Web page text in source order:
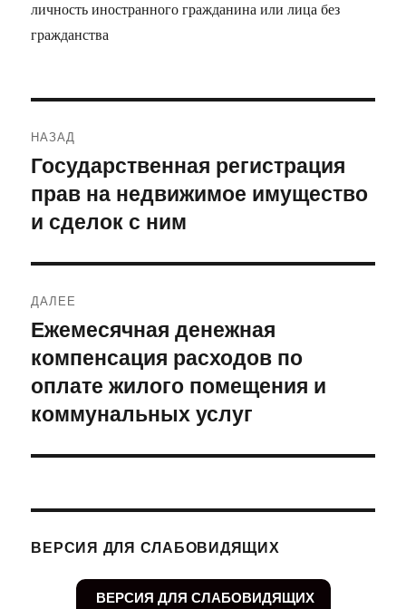
личность иностранного гражданина или лица без
гражданства
по
записям
НАЗАД
Предыдущая
запись:
Государственная регистрация
прав на недвижимое имущество
и сделок с ним
ДАЛЕЕ
Следующая
запись:
Ежемесячная денежная
компенсация расходов по
оплате жилого помещения и
коммунальных услуг
ВЕРСИЯ ДЛЯ СЛАБОВИДЯЩИХ
ВЕРСИЯ ДЛЯ СЛАБОВИДЯЩИХ